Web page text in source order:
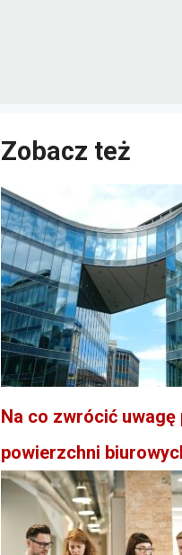
Zobacz też
Na co zwrócić uwagę
powierzchni